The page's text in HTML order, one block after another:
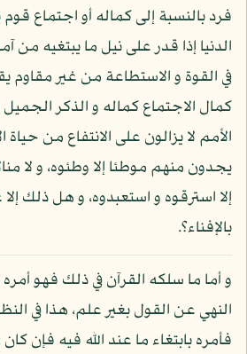
فرد بالنسبة إلى كماله أو اجتماع
الدنيا إذا قدر على نيل ما يبتغيه من
في القوة و الاستطاعة من غير مقاوم
كمال الاجتماع كماله و الذكر
الأمم لا يزالون على الانتفاع من
يجدون منهم موطئا إلا وطئوه، و لا
إلا استرقوه و استعبدوه، و هل ذلك
بالإفناء؟.
و أما ما سلكه القرآن في ذلك فهو أمره
النهي عن القول بغير علم، هذا في
فأمره بابتغاء ما عند الله فيه فإن